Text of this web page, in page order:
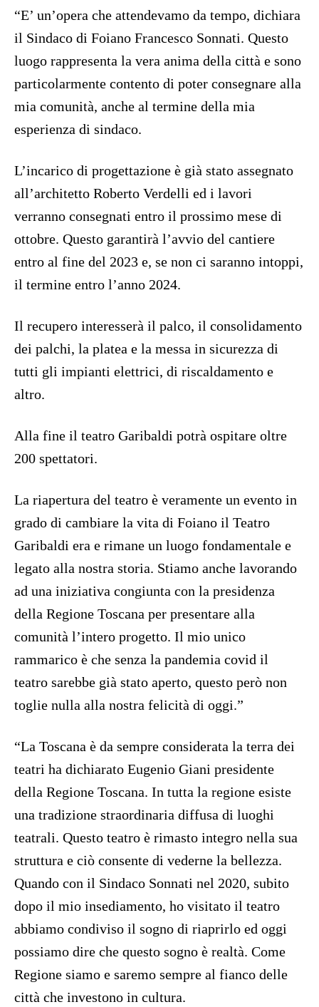
“E’ un’opera che attendevamo da tempo, dichiara
il Sindaco di Foiano Francesco Sonnati. Questo
luogo rappresenta la vera anima della città e sono
particolarmente contento di poter consegnare alla
mia comunità, anche al termine della mia
esperienza di sindaco.
L’incarico di progettazione è già stato assegnato
all’architetto Roberto Verdelli ed i lavori
verranno consegnati entro il prossimo mese di
ottobre. Questo garantirà l’avvio del cantiere
entro al fine del 2023 e, se non ci saranno intoppi,
il termine entro l’anno 2024.
Il recupero interesserà il palco, il consolidamento
dei palchi, la platea e la messa in sicurezza di
tutti gli impianti elettrici, di riscaldamento e
altro.
Alla fine il teatro Garibaldi potrà ospitare oltre
200 spettatori.
La riapertura del teatro è veramente un evento in
grado di cambiare la vita di Foiano il Teatro
Garibaldi era e rimane un luogo fondamentale e
legato alla nostra storia. Stiamo anche lavorando
ad una iniziativa congiunta con la presidenza
della Regione Toscana per presentare alla
comunità l’intero progetto. Il mio unico
rammarico è che senza la pandemia covid il
teatro sarebbe già stato aperto, questo però non
toglie nulla alla nostra felicità di oggi.”
“La Toscana è da sempre considerata la terra dei
teatri ha dichiarato Eugenio Giani presidente
della Regione Toscana. In tutta la regione esiste
una tradizione straordinaria diffusa di luoghi
teatrali. Questo teatro è rimasto integro nella sua
struttura e ciò consente di vederne la bellezza.
Quando con il Sindaco Sonnati nel 2020, subito
dopo il mio insediamento, ho visitato il teatro
abbiamo condiviso il sogno di riaprirlo ed oggi
possiamo dire che questo sogno è realtà. Come
Regione siamo e saremo sempre al fianco delle
città che investono in cultura.